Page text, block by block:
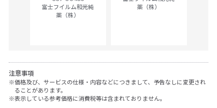
富士フイルム和光純
薬（株）
薬（株）
注意事項
価格及び、サービスの仕様・内容などにつきまして、予告なしに変更され
ることがあります。
表示している参考価格に消費税等は含まれておりません。